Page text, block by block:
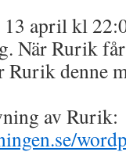
april kl
När Rurik
Rurik denne
av Rurik: